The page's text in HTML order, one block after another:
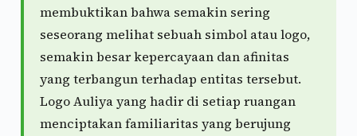
membuktikan bahwa semakin sering
seseorang melihat sebuah simbol atau logo,
semakin besar kepercayaan dan afinitas
yang terbangun terhadap entitas tersebut.
Logo Auliya yang hadir di setiap ruangan
menciptakan familiaritas yang berujung